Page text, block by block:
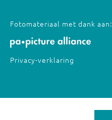
Fotomateriaal met dank aan:
Privacy-verklaring